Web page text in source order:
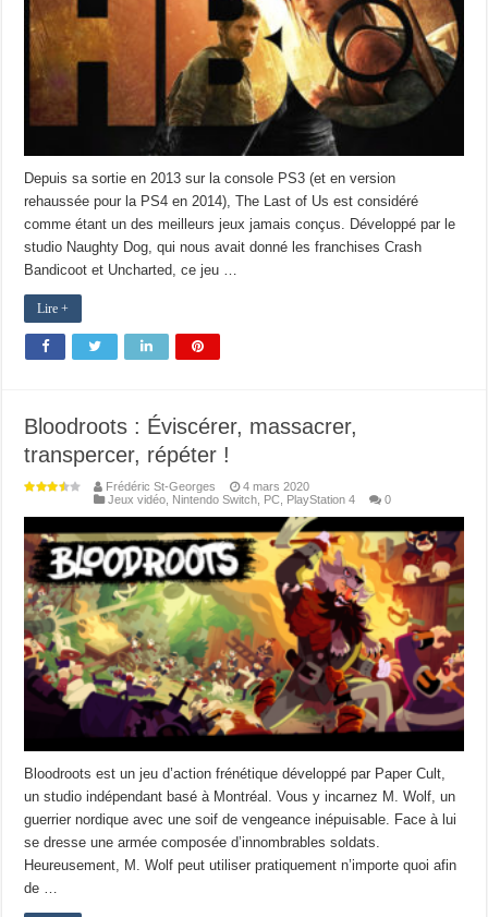
Depuis sa sortie en 2013 sur la console PS3 (et en version
rehaussée pour la PS4 en 2014), The Last of Us est considéré
comme étant un des meilleurs jeux jamais conçus. Développé par le
studio Naughty Dog, qui nous avait donné les franchises Crash
Bandicoot et Uncharted, ce jeu …
Lire +
Bloodroots : Éviscérer, massacrer,
transpercer, répéter !
Frédéric St-Georges
4 mars 2020
Jeux vidéo Nintendo Switch PC PlayStation 4 0
Bloodroots est un jeu d’action frénétique développé par Paper Cult,
un studio indépendant basé à Montréal. Vous y incarnez M. Wolf, un
guerrier nordique avec une soif de vengeance inépuisable. Face à lui
se dresse une armée composée d’innombrables soldats.
Heureusement, M. Wolf peut utiliser pratiquement n’importe quoi afin
de …